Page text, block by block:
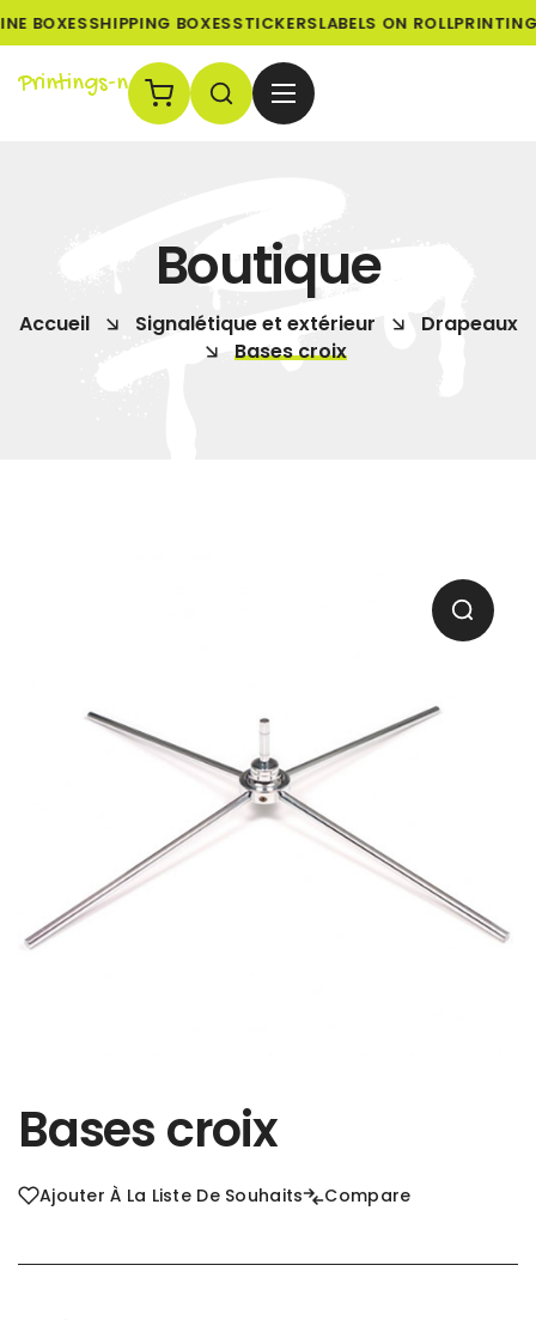
BOXESSHIPPING BOXESSTICKERSLABELS ON ROLL
Printings-n
Boutique
Accueil Signalétique et extérieur
Drapeaux
Bases croix
Bases croix
Compare
Ajouter À La Liste De Souhaits